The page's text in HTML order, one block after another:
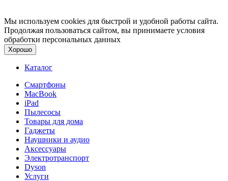
Мы используем cookies для быстрой и удобной работы сайта.
Продолжая пользоваться сайтом, вы принимаете условия
обработки персональных данных
Хорошо
Каталог
Смартфоны
MacBook
iPad
Пылесосы
Товары для дома
Гаджеты
Наушники и аудио
Аксессуары
Электротранспорт
Dyson
Услуги